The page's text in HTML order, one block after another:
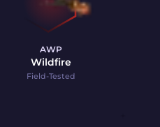
AWP
Wildfire
Field-Tested